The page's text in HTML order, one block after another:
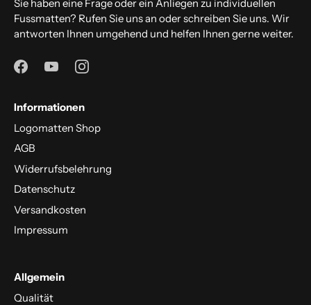
Sie haben eine Frage oder ein Anliegen zu individuellen
Fussmatten? Rufen Sie uns an oder schreiben Sie uns. Wir
antworten Ihnen umgehend und helfen Ihnen gerne weiter.
Informationen
Logomatten Shop
AGB
Widerrufsbelehrung
Datenschutz
Versandkosten
Impressum
Allgemein
Qualität